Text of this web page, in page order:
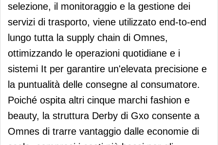
selezione, il monitoraggio e la gestione dei
servizi di trasporto, viene utilizzato end-to-end
lungo tutta la supply chain di Omnes,
ottimizzando le operazioni quotidiane e i
sistemi It per garantire un'elevata precisione e
la puntualità delle consegne al consumatore.
Poiché ospita altri cinque marchi fashion e
beauty, la struttura Derby di Gxo consente a
Omnes di trarre vantaggio dalle economie di